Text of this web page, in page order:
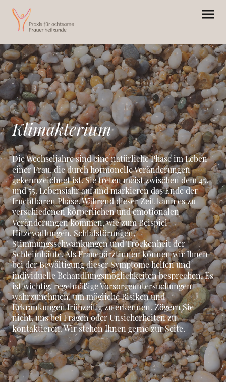
Klimakterium
Die Wechseljahre sind eine natürliche Phase im Leben
einer Frau, die durch hormonelle Veränderungen
gekennzeichnet ist. Sie treten meist zwischen dem 45.
und 55. Lebensjahr auf und markieren das Ende der
fruchtbaren Phase. Während dieser Zeit kann es zu
verschiedenen körperlichen und emotionalen
Veränderungen kommen, wie zum Beispiel
Hitzewallungen, Schlafstörungen,
Stimmungsschwankungen und Trockenheit der
Schleimhäute. Als Frauenärztinnen können wir Ihnen
bei der Bewältigung dieser Symptome helfen und
individuelle Behandlungsmöglichkeiten besprechen. Es
ist wichtig, regelmäßige Vorsorgeuntersuchungen
wahrzunehmen, um mögliche Risiken und
Erkrankungen frühzeitig zu erkennen. Zögern Sie
nicht, uns bei Fragen oder Unsicherheiten zu
kontaktieren. Wir stehen Ihnen gerne zur Seite.